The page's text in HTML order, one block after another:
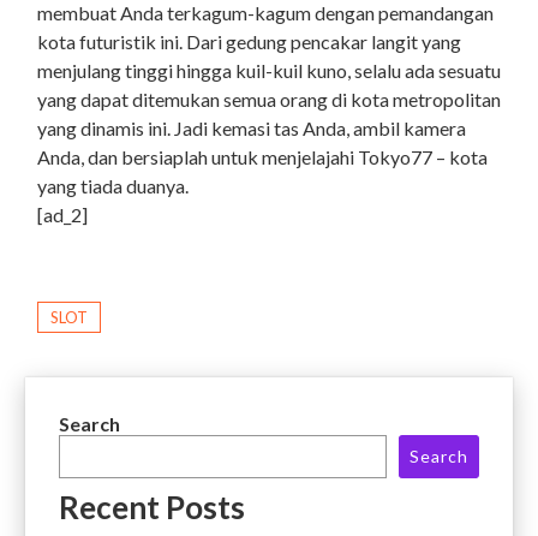
membuat Anda terkagum-kagum dengan pemandangan
kota futuristik ini. Dari gedung pencakar langit yang
menjulang tinggi hingga kuil-kuil kuno, selalu ada sesuatu
yang dapat ditemukan semua orang di kota metropolitan
yang dinamis ini. Jadi kemasi tas Anda, ambil kamera
Anda, dan bersiaplah untuk menjelajahi Tokyo77 – kota
yang tiada duanya.
[ad_2]
SLOT
Search
Search
Recent Posts